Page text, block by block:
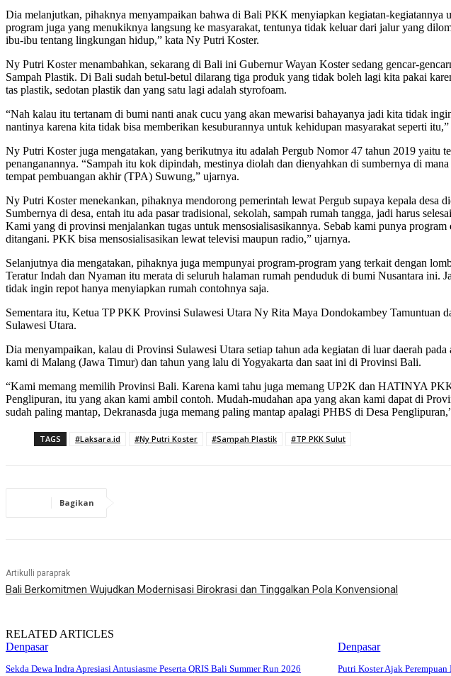
Dia melanjutkan, pihaknya menyampaikan bahwa di Bali PKK menyiapkan kegiatan-
program juga yang menukiknya langsung ke masyarakat, tentunya tidak keluar dari jalur yang
ibu-ibu tentang lingkungan hidup,” kata Ny Putri Koster.
Ny Putri Koster menambahkan, sekarang di Bali ini Gubernur Wayan Koster sedang gencar-
Sampah Plastik. Di Bali sudah betul-betul dilarang tiga produk yang tidak boleh lagi kita pakai
tas plastik, sedotan plastik dan yang satu lagi adalah styrofoam.
“Nah kalau itu tertanam di bumi nanti anak cucu yang akan mewarisi bahayanya jadi kita tidak
nantinya karena kita tidak bisa memberikan kesuburannya untuk kehidupan masyarakat seperti
Ny Putri Koster juga mengatakan, yang berikutnya itu adalah Pergub Nomor 47 tahun 2019 yaitu
penanganannya. “Sampah itu kok dipindah, mestinya diolah dan dienyahkan di sumbernya di
tempat pembuangan akhir (TPA) Suwung,” ujarnya.
Ny Putri Koster menekankan, pihaknya mendorong pemerintah lewat Pergub supaya kepala desa
Sumbernya di desa, entah itu ada pasar tradisional, sekolah, sampah rumah tangga, jadi harus
Kami yang di provinsi menjalankan tugas untuk mensosialisasikannya. Sebab kami punya
ditangani. PKK bisa mensosialisasikan lewat televisi maupun radio,” ujarnya.
Selanjutnya dia mengatakan, pihaknya juga mempunyai program-program yang terkait dengan
Teratur Indah dan Nyaman itu merata di seluruh halaman rumah penduduk di bumi Nusantara ini.
tidak ingin repot hanya menyiapkan rumah contohnya saja.
Sementara itu, Ketua TP PKK Provinsi Sulawesi Utara Ny Rita Maya Dondokambey Tamuntuan
Sulawesi Utara.
Dia menyampaikan, kalau di Provinsi Sulawesi Utara setiap tahun ada kegiatan di luar daerah
kami di Malang (Jawa Timur) dan tahun yang lalu di Yogyakarta dan saat ini di Provinsi Bali.
“Kami memang memilih Provinsi Bali. Karena kami tahu juga memang UP2K dan HATINYA
Penglipuran, itu yang akan kami ambil contoh. Mudah-mudahan apa yang akan kami dapat di
sudah paling mantap, Dekranasda juga memang paling mantap apalagi PHBS di Desa
TAGS #Laksara.id #Ny Putri Koster #Sampah Plastik #TP PKK Sulut
Bagikan
Artikulli paraprak
Bali Berkomitmen Wujudkan Modernisasi Birokrasi dan Tinggalkan Pola Konvensional
RELATED ARTICLES
Denpasar
Sekda Dewa Indra Apresiasi Antusiasme Peserta QRIS Bali Summer Run 2026
Denpasar
Putri Koster Ajak